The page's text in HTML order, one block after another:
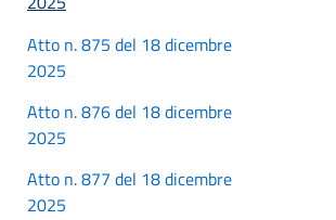
Atto n. 875 del 18 dicembre
2025
Atto n. 876 del 18 dicembre
2025
Atto n. 877 del 18 dicembre
2025